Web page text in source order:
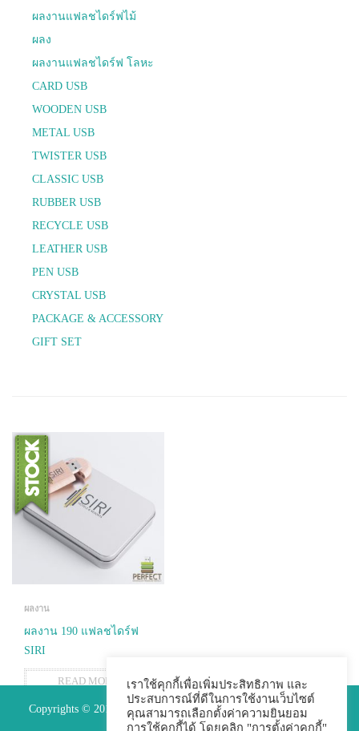
ผลงานแฟลชไดร์ฟไม้
ผลง
ผลงานแฟลชไดร์ฟ โลหะ
CARD USB
WOODEN USB
METAL USB
TWISTER USB
CLASSIC USB
RUBBER USB
RECYCLE USB
LEATHER USB
PEN USB
CRYSTAL USB
PACKAGE & ACCESSORY
GIFT SET
ผลงาน
ผลงาน 190 แฟลชไดร์ฟ
SIRI
READ MORE
Copyrights © 2015 Premium Perfect Co.,ltd. All Rights Reserved.
เราใช้คุกกี้เพื่อเพิ่มประสิทธิภาพ และ
ประสบการณ์ที่ดีในการใช้งานเว็บไซต์
คุณสามารถเลือกตั้งค่าความยินยอม
การใช้คุกกี้ได้ โดยคลิก "การตั้งค่าคุกกี้"